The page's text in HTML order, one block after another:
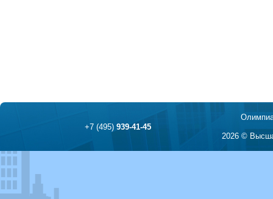
+7 (495)939-41-45
2026 ©